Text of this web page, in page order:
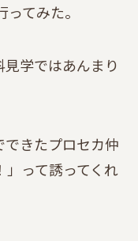
てみた。
学ではあんまり
きたプロセカ仲
って誘ってくれ